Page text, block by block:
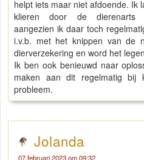
helpt iets maar niet afdoende. Ik
klieren door de dierenarts
aangezien ik daar toch
i.v.b. met het knippen van de
dierverzekering en word het
Ik ben ook benieuwd naar
maken aan dit regelmatig bij
probleem.
Jolanda
07 februari 2023 om 09:32